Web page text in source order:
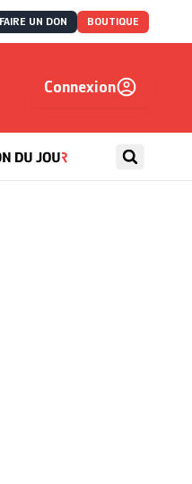
FAIRE UN DON BOUTIQUE
Connexion